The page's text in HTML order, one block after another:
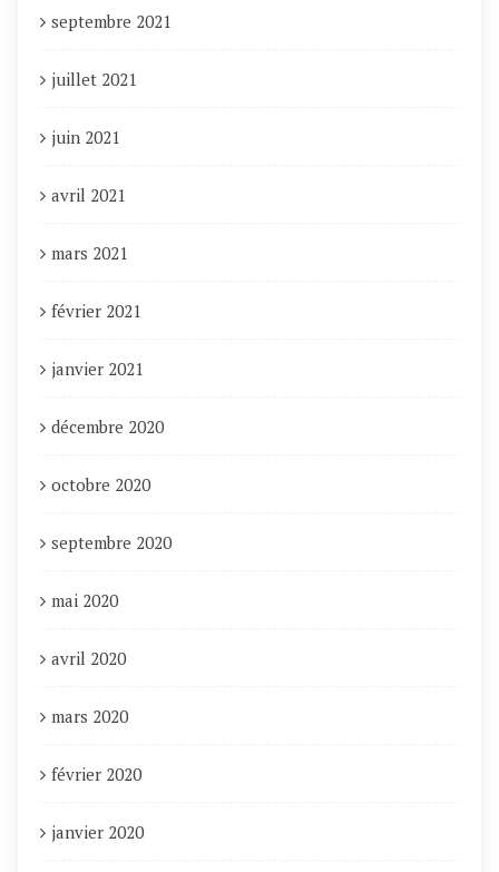
septembre 2021
juillet 2021
juin 2021
avril 2021
mars 2021
février 2021
janvier 2021
décembre 2020
octobre 2020
septembre 2020
mai 2020
avril 2020
mars 2020
février 2020
janvier 2020